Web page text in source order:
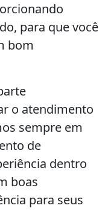
para que você
bom
o atendimento
sempre em
de
dentro
boas
para seus